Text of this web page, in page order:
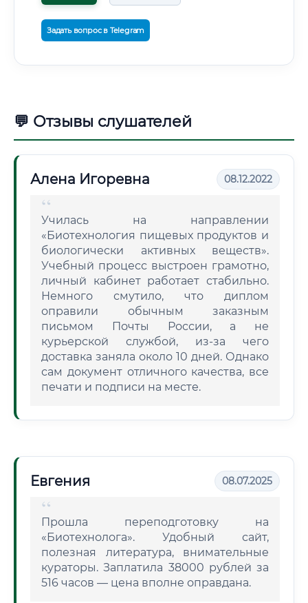
Задать вопрос в Telegram
💬 Отзывы слушателей
Алена Игоревна 08.12.2022
Училась на направлении
«Биотехнология пищевых продуктов и
биологически активных веществ».
Учебный процесс выстроен грамотно,
личный кабинет работает стабильно.
Немного смутило, что диплом
оправили обычным заказным
письмом Почты России, а не
курьерской службой, из-за чего
доставка заняла около 10 дней. Однако
сам документ отличного качества, все
печати и подписи на месте.
Евгения 08.07.2025
Прошла переподготовку на
«Биотехнолога». Удобный сайт,
полезная литература, внимательные
кураторы. Заплатила 38000 рублей за
516 часов — цена вполне оправдана.